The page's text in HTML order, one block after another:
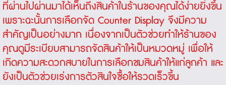
ที่ผ่านไปผ่านมาได้เห็นถึงสินค้าในร้านของคุณได้ง่ายยิ่งขึ้น
เพราะฉะนั้นการเลือกจัด Counter Displayจึงมีความ
สำคัญเป็นอย่างมาก เนื่องจากเป็นตัวช่วยทำให้ร้านของ
คุณดูมีระเบียบสามารถจัดสินค้าให้เป็นหมวดหมู่ เพื่อให้
เกิดความสะดวกสบายในการเลือกชมสินค้าให้แก่ลูกค้า และ
ยังเป็นตัวช่วยเร่งการตัวสินใจซื้อให้รวดเร็วขึ้น